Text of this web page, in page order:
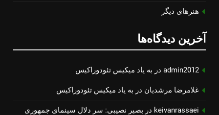
هنرهای دیگر
آخرین دیدگاه‌ها
admin2012 در به یاد میكیس تئودوراكیس
غلامرضا مرشدیان در به یاد میكیس تئودوراكیس
keivanrassaei در بصیر نصیبی: سر دلال سینمای جمهوری